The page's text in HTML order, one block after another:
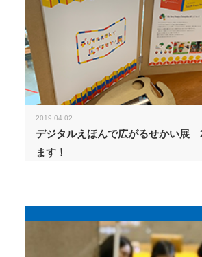
2019.04.02
デジタルえほんで広がるせかい展
ます！